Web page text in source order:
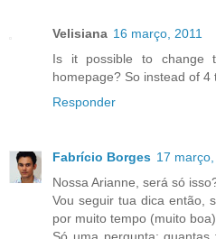
Velisiana 16 março, 2011
Is it possible to change
homepage? So instead of 4
Responder
Fabrício Borges 17
Nossa Arianne, será só
Vou seguir tua dica então,
por muito tempo (muito